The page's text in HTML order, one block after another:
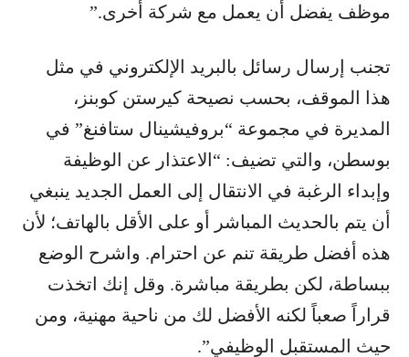
موظف يفضل أن يعمل مع شركة أخرى.”
تجنب إرسال رسائل بالبريد الإلكتروني في مثل
هذا الموقف، بحسب نصيحة كيرستن كوبنز،
المديرة في مجموعة “بروفيشينال ستافنغ” في
بوسطن، والتي تضيف: “الاعتذار عن الوظيفة
وإبداء الرغبة في الانتقال إلى العمل الجديد ينبغي
أن يتم بالحديث المباشر أو على الأقل بالهاتف؛ لأن
هذه أفضل طريقة تنم عن احترام. واشرح الوضع
ببساطة، لكن بطريقة مباشرة. وقل إنك اتخذت
قراراً صعباً لكنه الأفضل لك من ناحية مهنية، ومن
حيث المستقبل الوظيفي”.